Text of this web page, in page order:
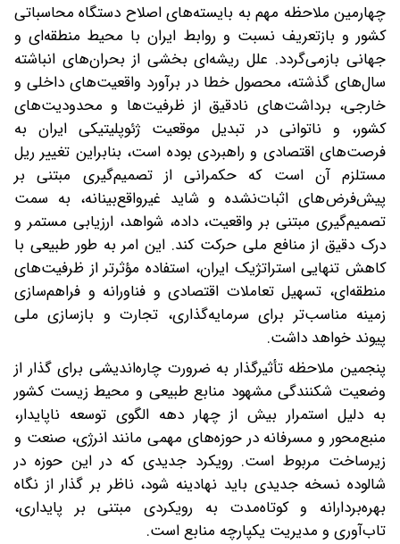
چهارمین ملاحظه مهم به بایسته‌های اصلاح دستگاه محاسباتی
کشور و بازتعریف نسبت و روابط ایران با محیط منطقه‌ای و
جهانی بازمی‌گردد. علل ریشه‌ای بخشی از بحران‌های انباشته
سال‌های گذشته، محصول خطا در برآورد واقعیت‌های داخلی و
خارجی، برداشت‌های نادقیق از ظرفیت‌ها و محدودیت‌های
کشور، و ناتوانی در تبدیل موقعیت ژئوپلیتیکی ایران به
فرصت‌های اقتصادی و راهبردی بوده است، بنابراین تغییر ریل
مستلزم آن است که حکمرانی از تصمیم‌گیری مبتنی بر
پیش‌فرض‌های اثبات‌نشده و شاید غیرواقع‌بینانه، به سمت
تصمیم‌گیری مبتنی بر واقعیت، داده، شواهد، ارزیابی مستمر و
درک دقیق از منافع ملی حرکت کند. این امر به‌ طور طبیعی با
کاهش تنهایی استراتژیک ایران، استفاده مؤثرتر از ظرفیت‌های
منطقه‌ای، تسهیل تعاملات اقتصادی و فناورانه و فراهم‌سازی
زمینه مناسب‌تر برای سرمایه‌گذاری، تجارت و بازسازی ملی
پیوند خواهد داشت.
پنجمین ملاحظه تأثیرگذار به ضرورت چاره‌اندیشی برای گذار از
وضعیت شکنندگی مشهود منابع طبیعی و محیط زیست کشور
به دلیل استمرار بیش از چهار دهه الگوی توسعه ناپایدار،
منبع‌محور و مسرفانه در حوزه‌های مهمی مانند انرژی، صنعت و
زیرساخت مربوط است. رویکرد جدیدی که در این حوزه در
شالوده نسخه جدیدی باید نهادینه شود، ناظر بر گذار از نگاه
بهره‌بردارانه و کوتاه‌مدت به رویکردی مبتنی بر پایداری،
تاب‌آوری و مدیریت یکپارچه منابع است.